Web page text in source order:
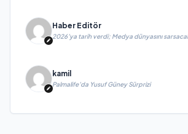
Haber Editör
2026’ya tarih verdi; Medya dünyasını
kamil
Palmalife’da Yusuf Güney Sürprizi